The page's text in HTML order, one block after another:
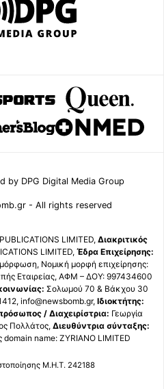
by DPG Digital Media Group
- All rights reserved
LIMITED, Διακριτικός
LIMITED, Έδρα Επιχείρησης:
Νομική μορφή επιχείρησης:
Εταιρείας, ΑΦΜ – ΔΟΥ: 997434600
Σολωμού 70 & Βάκχου 30
info@newsbomb.gr, Ιδιοκτήτης:
/ Διαχειρίστρια: Γεωργία
Πολλάτος, Διευθύντρια σύνταξης:
domain name: ZYRIANO LIMITED
Μ.Η.Τ. 242188